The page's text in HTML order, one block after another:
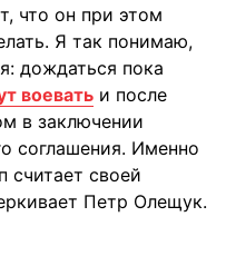
что он при этом
Я так понимаю,
дождаться пока
воевать и после
в заключении
соглашения. Именно
считает своей
Петр Олещук.